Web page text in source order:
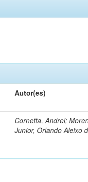
Autor(es)
Cornetta, Andrei;
Junior, Orlando Aleixo